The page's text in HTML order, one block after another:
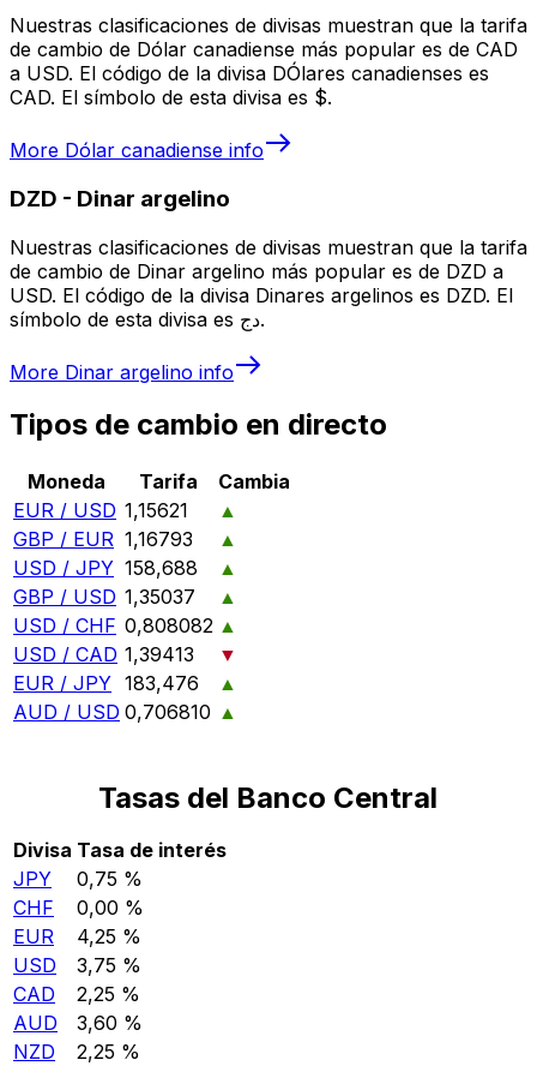
Nuestras clasificaciones de divisas muestran que la tarifa
de cambio de Dólar canadiense más popular es de CAD
a USD. El código de la divisa DÓlares canadienses es
CAD. El símbolo de esta divisa es $.
More Dólar canadiense info
DZD - Dinar argelino
Nuestras clasificaciones de divisas muestran que la tarifa
de cambio de Dinar argelino más popular es de DZD a
USD. El código de la divisa Dinares argelinos es DZD. El
símbolo de esta divisa es دج.
More Dinar argelino info
Tipos de cambio en directo
Moneda Tarifa
Cambia
EUR / USD 1,15621
▲
GBP / EUR 1,16793
▲
USD / JPY 158,688
▲
GBP / USD 1,35037
▲
USD / CHF 0,808082 ▲
USD / CAD 1,39413
▼
EUR / JPY 183,476
▲
AUD / USD 0,706810 ▲
Tasas del Banco Central
Divisa Tasa de interés
JPY
0,75 %
CHF
0,00 %
EUR
4,25 %
USD
3,75 %
CAD
2,25 %
AUD
3,60 %
NZD
2,25 %